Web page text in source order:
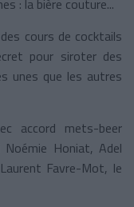
cours de cocktails
pour siroter des
unes que les autres
accord mets-beer
Honiat, Adel
Favre-Mot, le